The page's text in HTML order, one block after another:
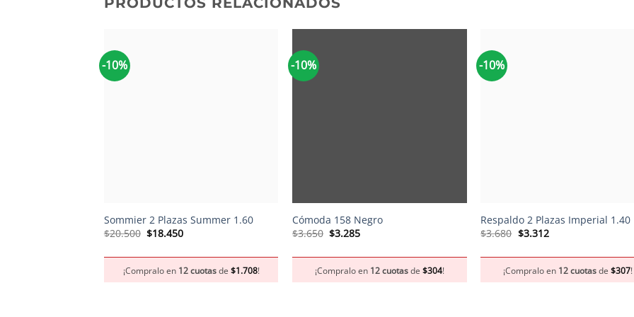
-10%
Sommier 2 Plazas Summer 1.60
$20.500 El
$20.500.
$18.450El
$18.450.
¡Compralo en 12 cuotasde $1.708!
-10%
Cómoda 158 Negro
$3.650 El
$3.650.
$3.285El
$3.285.
¡Compralo en 12 cuotasde $304!
-10%
Respaldo 2 Plazas Imperial 1.40
$3.680 El
$3.680.
$3.312El
$3.312.
¡Compralo en 12 cuotasde$307!